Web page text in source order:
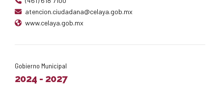
atencion.ciudadana@celaya.gob.mx
www.celaya.gob.mx
Gobierno Municipal
2024 - 2027